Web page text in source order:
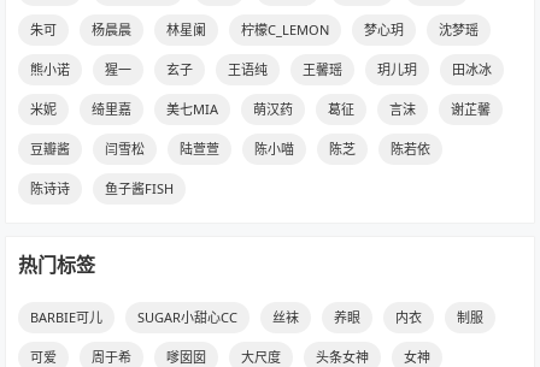
朱可 杨晨晨 林星阑 柠檬C_LEMON 梦心玥 沈梦瑶
熊小诺 猩一 玄子 王语纯 王馨瑶 玥儿玥 田冰冰
米妮 绮里嘉 美七MIA 萌汉药 葛征 言沫 谢芷馨
豆瓣酱 闫雪松 陆萱萱 陈小喵 陈芝 陈若依
陈诗诗 鱼子酱FISH
热门标签
BARBIE可儿 SUGAR小甜心CC 丝袜 养眼 内衣 制服
可爱 周于希 嗲囡囡 大尺度 头条女神 女神